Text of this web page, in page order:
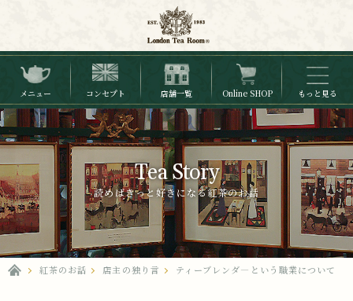
メニュー コンセプト 店舗一覧 Online SHOP もっと見る
Tea Story
読めばきっと好きになる紅茶のお話
紅茶のお話 店主の独り言 ティーブレンダ―という職業について